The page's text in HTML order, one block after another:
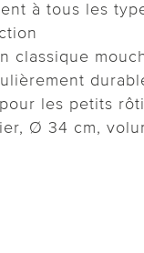
à tous les
classique
les petits
Ø 34 cm,